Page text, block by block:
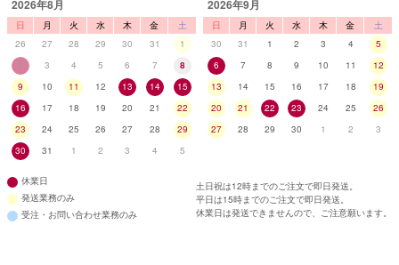
2026年8月
日 月 火 水 木 金
土
26
27 28 29 30 31
1
2
3 4 5 6 7
8
9
10 11 12 13 14
15
16
17 18 19 20 21
22
23
24 25 26 27 28
29
30
31 1 2 3 4 5
2026年9月
日 月 火 水 木 金
土
30
31 1 2 3 4
5
6
7 8 9 10 11
12
13
14 15 16 17 18
19
20
21 22 23 24 25
26
27
28 29 30 1 2 3
休業日
発送業務のみ
受注・お問い合わせ業務のみ
土日祝は12時までのご注文で即日発送。
平日は15時までのご注文で即日発送。
休業日は発送できませんので、ご注意願います。